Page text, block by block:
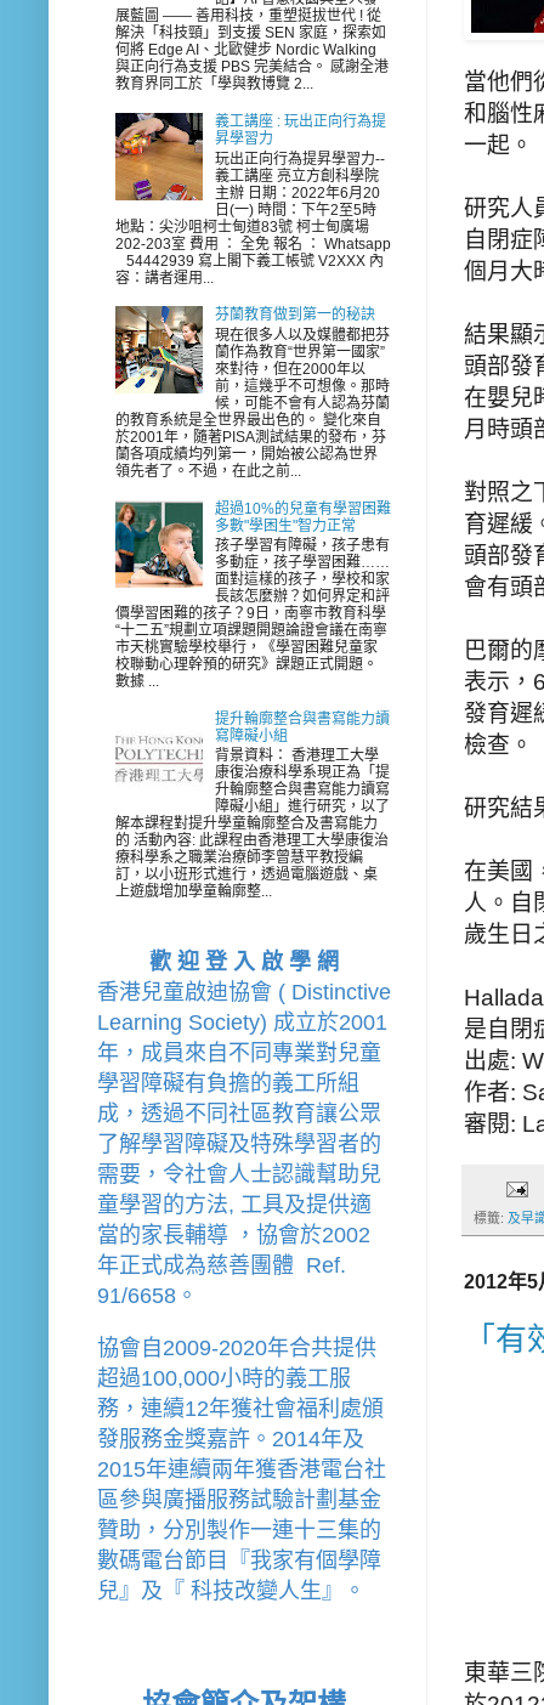
當他們
和腦性
一起。
研究人
自閉症
個月大
結果顯
頭部發
在嬰兒
月時頭
對照之
育遲緩
頭部發
會有頭
巴爾的
表示，
發育遲
檢查。
研究結
在美國
人。自
歲生日
是自閉
出處:
作者:
審閱:
標籤: 及早
2012年5
「
東華三
展藍圖 —— 善用科技，重塑挺拔世代 ! 從
解決「科技頸」到支援 SEN 家庭，探索如
何將 Edge AI、北歐健步 Nordic Walking
與正向行為支援 PBS 完美結合。 感謝全港
教育界同工於「學與教博覽 2...
義工講座 : 玩出正向行為提
昇學習力
玩出正向行為提昇學習力--
義工講座 亮立方創科學院
主辦 日期：2022年6月20
日(一) 時間：下午2至5時
地點：尖沙咀柯士甸道83號 柯士甸廣場
202-203室 費用 ： 全免 報名 ： Whatsapp
54442939 寫上閣下義工帳號 V2XXX 內
容：講者運用...
芬蘭教育做到第一的秘訣
現在很多人以及媒體都把芬
蘭作為教育“世界第一國家”
來對待，但在2000年以
前，這幾乎不可想像。那時
候，可能不會有人認為芬蘭
的教育系統是全世界最出色的。 變化來自
於2001年，隨著PISA測試結果的發布，芬
蘭各項成績均列第一，開始被公認為世界
領先者了。不過，在此之前...
超過10%的兒童有學習困難
多數"學困生"智力正常
孩子學習有障礙，孩子患有
多動症，孩子學習困難……
面對這樣的孩子，學校和家
長該怎麼辦？如何界定和評
價學習困難的孩子？9日，南寧市教育科學
“十二五”規劃立項課題開題論證會議在南寧
市天桃實驗學校舉行，《學習困難兒童家
校聯動心理幹預的研究》課題正式開題。
數據 ...
提升輪廓整合與書寫能力讀
寫障礙小組
背景資料： 香港理工大學
康復治療科學系現正為「提
升輪廓整合與書寫能力讀寫
障礙小組」進行研究，以了
解本課程對提升學童輪廓整合及書寫能力
的 活動內容: 此課程由香港理工大學康復治
療科學系之職業治療師李曾慧平教授編
訂，以小班形式進行，透過電腦遊戲、桌
上遊戲增加學童輪廓整...
歡 迎 登 入 啟 學 網
香港兒童啟迪協會 ( Distinctive
Learning Society) 成立於2001
年，成員來自不同專業對兒童
學習障礙有負擔的義工所組
成，透過不同社區教育讓公眾
了解學習障礙及特殊學習者的
需要，令社會人士認識幫助兒
童學習的方法, 工具及提供適
當的家長輔導
， 協會於2002
年正式成為慈善團體  Ref.
91/6658。
協會 自2009-2020年合共提供
超過100,000小時的義工服
務，連續12年獲社會福利處頒
發服務金獎嘉許。 2014年及
2015年連續兩年獲香港電台社
區參與廣播服務試驗計劃基金
贊助，分別製作一連十三集的
數碼電台節目『我家有個學障
兒』及『 科技改變人生』。